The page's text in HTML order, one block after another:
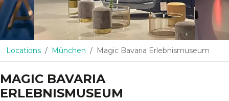
Locations München Magic Bavaria Erlebnismuseum
MAGIC BAVARIA
ERLEBNISMUSEUM